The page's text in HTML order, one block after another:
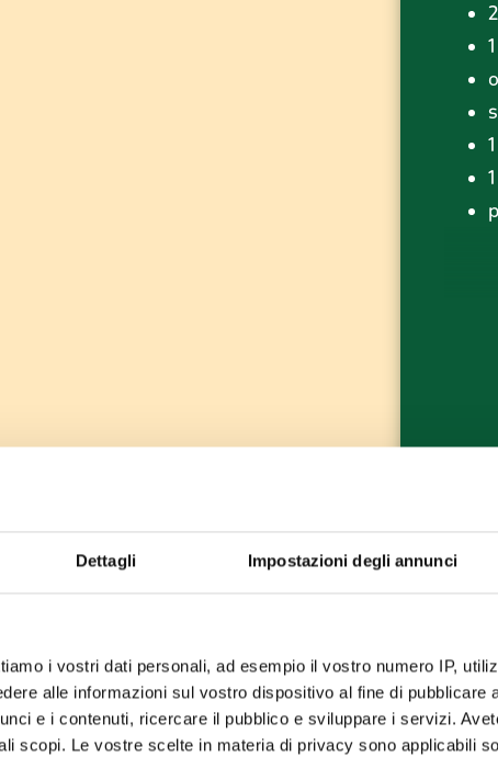
Dettagli Impostazioni degli annunci
i vostri dati personali, ad esempio il vostro numero IP,
alle informazioni sul vostro dispositivo al fine di pubblicare
e i contenuti, ricercare il pubblico e sviluppare i servizi.
scopi. Le vostre scelte in materia di privacy sono applicabili